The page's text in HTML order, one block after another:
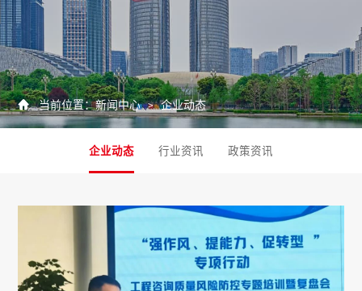
 当前位置：新闻中心 > 企业动态
企业动态 行业资讯 政策资讯